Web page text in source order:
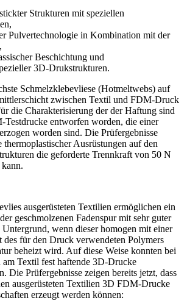
Strukturen mit speziellen
Pulvertechnologie in Kombination mit der
Beschichtung und
3D-Drukstrukturen.
Schmelzklebevliese (Hotmeltwebs) auf
zwischen Textil und FDM-Druck
die Charakterisierung der der Haftung sind
Testdrucke entworfen worden, die einer
worden sind. Die Prüfergebnisse
Ausrüstungen auf den
die geforderte Trennkraft von 50 N
ausgerüsteten Textilien ermöglichen ein
geschmolzenen Fadenspur mit sehr guter
wenn dieser homogen mit einer
des für den Druck verwendeten Polymers
beheizt wird. Auf diese Weise konnten bei
am Textil fest haftende 3D-Drucke
Die Prüfergebnisse zeigen bereits jetzt, dass
ausgerüsteten Textilien 3D FDM-Drucke
erzeugt werden können: